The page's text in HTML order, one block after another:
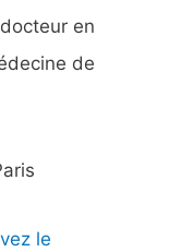
en
de
le